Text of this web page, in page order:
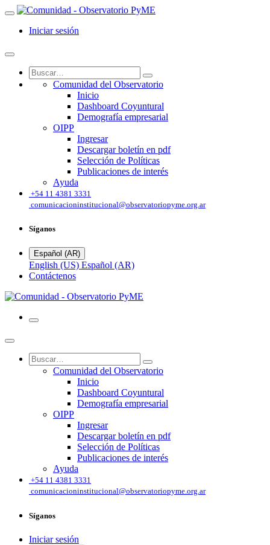
Iniciar sesión
Comunidad del Observatorio
Inicio
Dashboard Coyuntural
Demografía empresarial
OIPP
Ingresar
Descargar boletín en pdf
Selección de Políticas
Publicaciones de interés
Ayuda
+54 11 4381 3331
comunicacioninstitucional@observatoriopyme.org.ar
Síganos
Español (AR)
English (US) Español (AR)
Contáctenos
Comunidad del Observatorio
Inicio
Dashboard Coyuntural
Demografía empresarial
OIPP
Ingresar
Descargar boletín en pdf
Selección de Políticas
Publicaciones de interés
Ayuda
+54 11 4381 3331
comunicacioninstitucional@observatoriopyme.org.ar
Síganos
Iniciar sesión